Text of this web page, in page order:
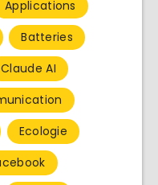
Applications
Batteries
Claude AI
Ecologie